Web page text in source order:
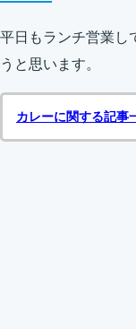
平日もランチ営業し
うと思います。
カレーに関する記